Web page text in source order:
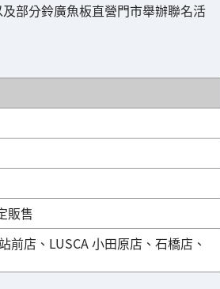
部分鈴廣魚板直營門市舉辦聯名活
販售
店、LUSCA 小田原店、石橋店、